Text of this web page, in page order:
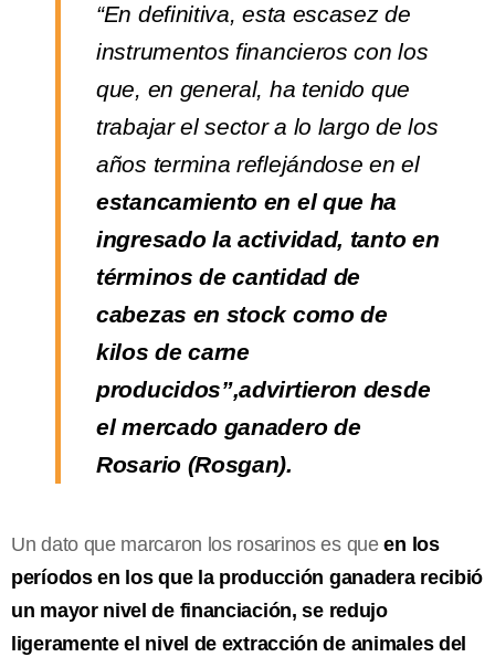
“En definitiva, esta escasez de
instrumentos financieros con los
que, en general, ha tenido que
trabajar el sector a lo largo de los
años termina reflejándose en el
estancamiento en el que ha
ingresado la actividad, tanto en
términos de cantidad de
cabezas en stock como de
kilos de carne
producidos”,advirtieron desde
el mercado ganadero de
Rosario (Rosgan).
Un dato que marcaron los rosarinos es queen los
períodos en los que la producción ganadera recibió
un mayor nivel de financiación, se redujo
ligeramente el nivel de extracción de animales del